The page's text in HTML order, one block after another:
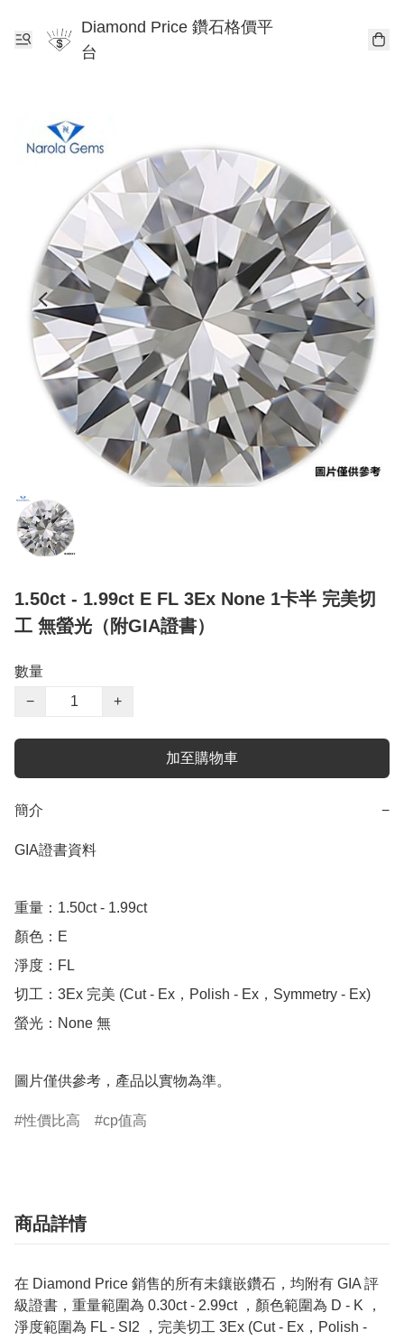
Diamond Price 鑽石格價平
台
1.50ct - 1.99ct E FL 3Ex None 1卡半 完美切
工 無螢光（附GIA證書）
數量
−
+
加至購物車
簡介 −
GIA證書資料
重量：1.50ct - 1.99ct
顏色：E
淨度：FL
切工：3Ex 完美 (Cut - Ex，Polish - Ex，Symmetry - Ex)
螢光：None 無
圖片僅供參考，產品以實物為準。
性價比高 cp值高
商品詳情
在 Diamond Price 銷售的所有未鑲嵌鑽石，均附有 GIA 評
級證書，重量範圍為 0.30ct - 2.99ct ，顏色範圍為 D - K ，
淨度範圍為 FL - SI2 ，完美切工 3Ex (Cut - Ex，Polish -